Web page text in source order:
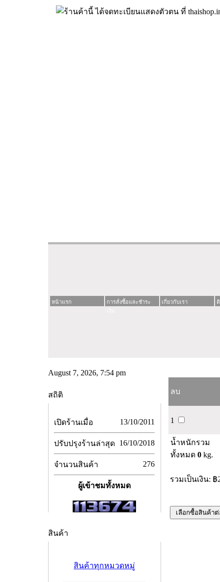
หน้าแรก
การสั่งซื้อและชำระ
เกี่ยวกับเรา
August 7, 2026, 7:54 pm
สถิติ
เปิดร้านเมื่อ 13/10/2011
ปรับปรุงร้านล่าสุด 16/10/2018
จำนวนสินค้า 276
ผู้เข้าชมทั้งหมด
สินค้า
สินค้าทุกหมวดหมู่
ลบ
1
น้ำหนักรวม
ทั้งหมด 0kg.
รวมเป็นเงิน: ฿